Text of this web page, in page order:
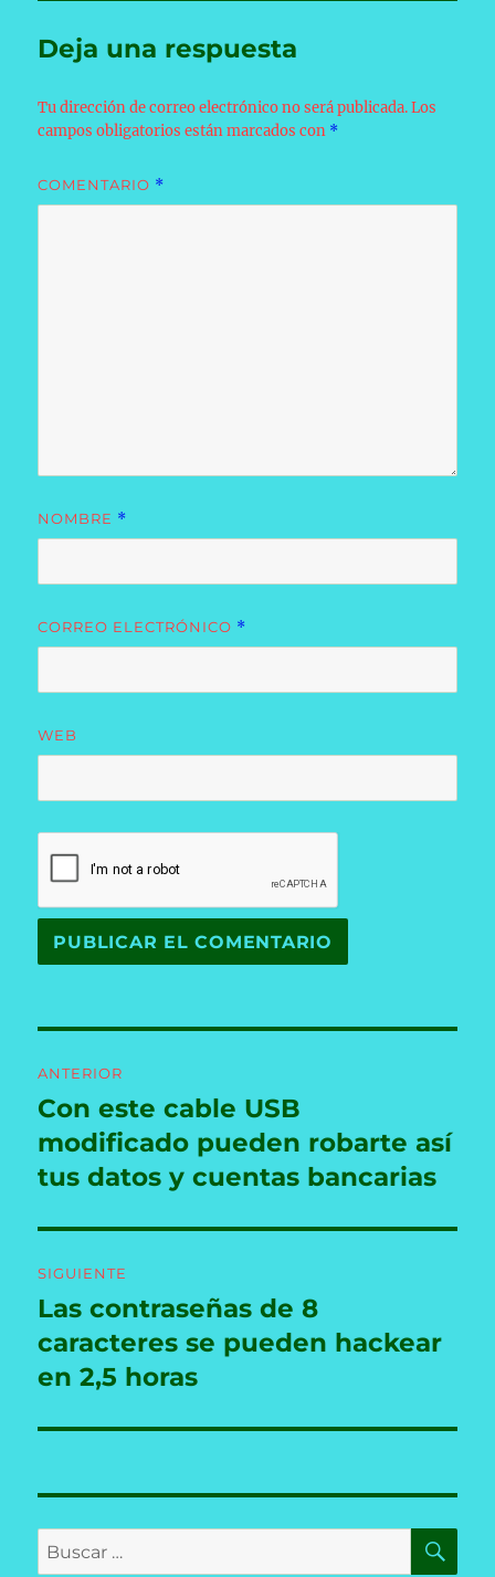
Deja una respuesta
Tu dirección de correo electrónico no será publicada. Los
campos obligatorios están marcados con *
COMENTARIO *
NOMBRE *
CORREO ELECTRÓNICO *
WEB
de
entradas
ANTERIOR
Entrada
anterior:
Con este cable USB
modificado pueden robarte así
tus datos y cuentas bancarias
SIGUIENTE
Entrada
siguiente:
Las contraseñas de 8
caracteres se pueden hackear
en 2,5 horas
Buscar